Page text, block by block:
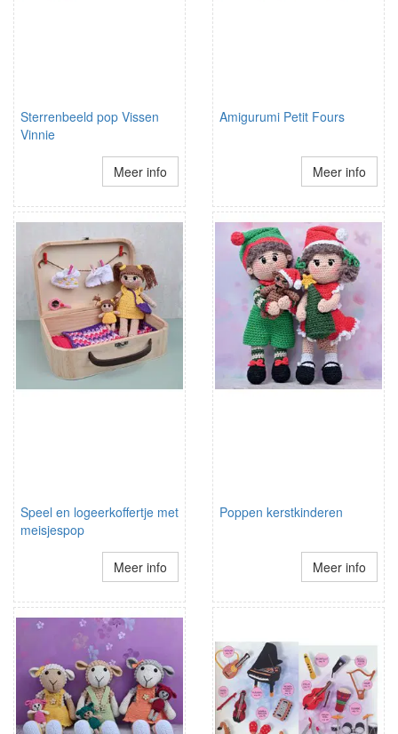
Sterrenbeeld pop Vissen
Vinnie
Meer info
Amigurumi Petit Fours
Meer info
Speel en logeerkoffertje met
meisjespop
Meer info
Poppen kerstkinderen
Meer info